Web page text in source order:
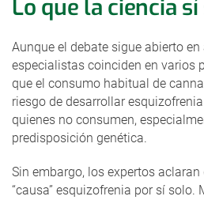
Lo que la ciencia sí
Aunque el debate sigue abierto
especialistas coinciden en varios
que el consumo habitual de
riesgo de desarrollar
quienes no consumen,
predisposición genética.
Sin embargo, los expertos
“causa” esquizofrenia por sí